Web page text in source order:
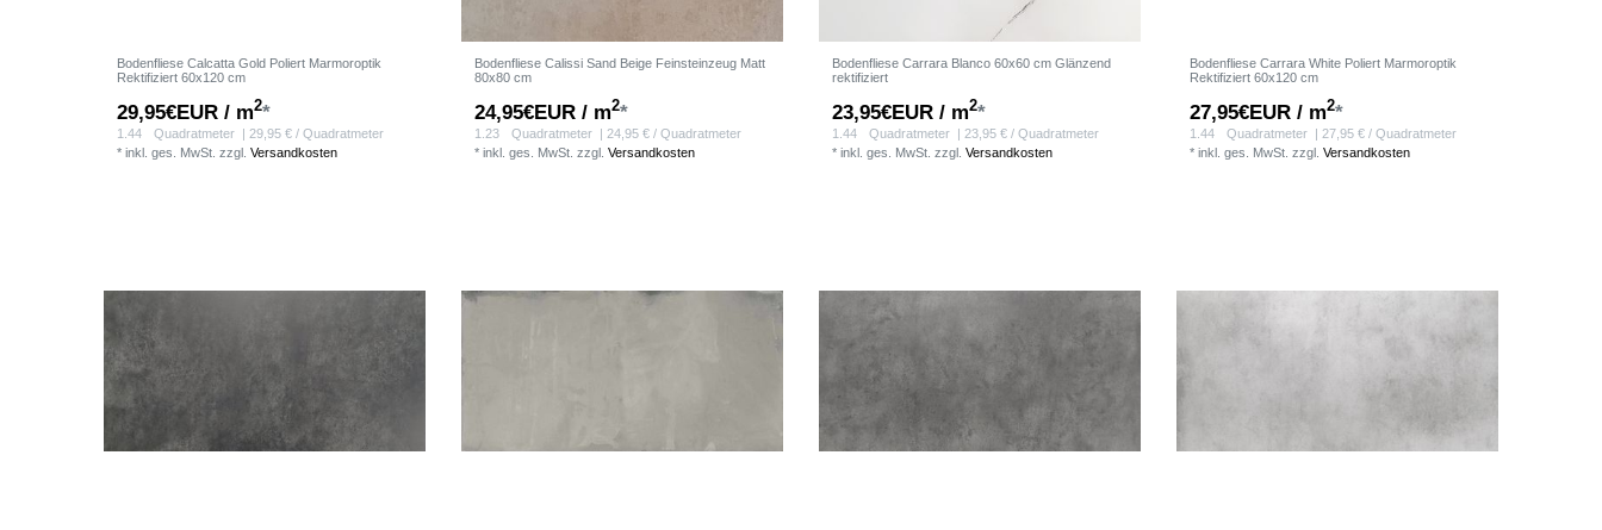
Bodenfliese Calcatta Gold Poliert Marmoroptik
Rektifiziert 60x120 cm
29,95€EUR / m2*
1.44 Quadratmeter
| 29,95 € / Quadratmeter
*inkl. ges. MwSt. zzgl.Versandkosten
Bodenfliese Calissi Sand Beige Feinsteinzeug Matt
80x80 cm
24,95€EUR / m2*
1.23 Quadratmeter
| 24,95 € / Quadratmeter
*inkl. ges. MwSt. zzgl.Versandkosten
Bodenfliese Carrara Blanco 60x60 cm Glänzend
rektifiziert
23,95€EUR / m2*
1.44 Quadratmeter
| 23,95 € / Quadratmeter
*inkl. ges. MwSt. zzgl.Versandkosten
Bodenfliese Carrara White Poliert Marmoroptik
Rektifiziert 60x120 cm
27,95€EUR / m2*
1.44 Quadratmeter
| 27,95 € / Quadratmeter
*inkl. ges. MwSt. zzgl.Versandkosten